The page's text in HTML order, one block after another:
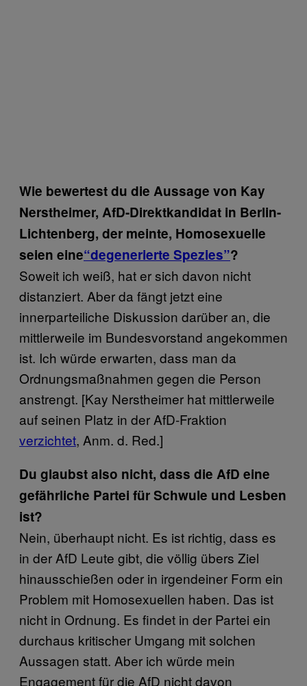
Wie bewertest du die Aussage von Kay
Nerstheimer, AfD-Direktkandidat in Berlin-
Lichtenberg, der meinte, Homosexuelle
seien eine“degenerierte Spezies”?
Soweit ich weiß, hat er sich davon nicht
distanziert. Aber da fängt jetzt eine
innerparteiliche Diskussion darüber an, die
mittlerweile im Bundesvorstand angekommen
ist. Ich würde erwarten, dass man da
Ordnungsmaßnahmen gegen die Person
anstrengt. [Kay Nerstheimer hat mittlerweile
auf seinen Platz in der AfD-Fraktion
verzichtet, Anm. d. Red.]
Du glaubst also nicht, dass die AfD eine
gefährliche Partei für Schwule und Lesben
ist?
Nein, überhaupt nicht. Es ist richtig, dass es
in der AfD Leute gibt, die völlig übers Ziel
hinausschießen oder in irgendeiner Form ein
Problem mit Homosexuellen haben. Das ist
nicht in Ordnung. Es findet in der Partei ein
durchaus kritischer Umgang mit solchen
Aussagen statt. Aber ich würde mein
Engagement für die AfD nicht davon